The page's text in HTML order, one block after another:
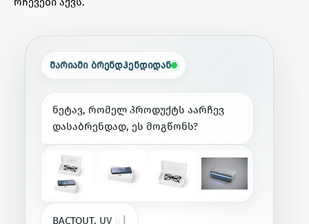
მარიამი ბრენდჰენდიდან
ნეტავ, რომელ პროდუქტს აარჩევ
დასაბრენდად, ეს მოგწონს?
BACTOUT. UV ს